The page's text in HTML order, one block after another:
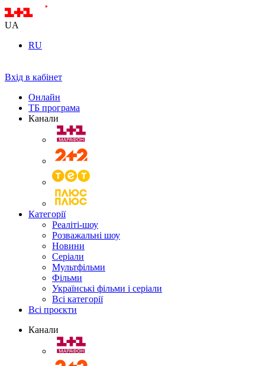
UA
RU
Вхід в кабінет
Онлайн
ТБ програма
Канали
Категорії
Реаліті-шоу
Розважальні шоу
Новини
Серіали
Мультфільми
Фільми
Українські фільми і серіали
Всі категорії
Всі проєкти
Канали